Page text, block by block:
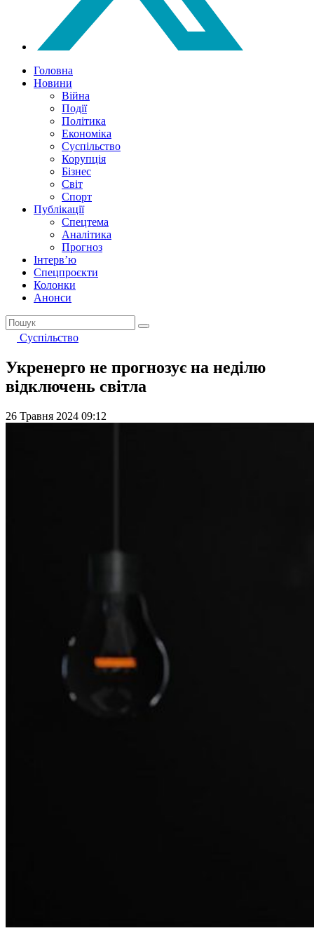
Головна
Новини
Війна
Події
Політика
Економіка
Суспільство
Корупція
Бізнес
Світ
Спорт
Публікації
Спецтема
Аналітика
Прогноз
Інтерв’ю
Спецпроєкти
Колонки
Анонси
Суспільство
Укренерго не прогнозує на неділю
відключень світла
26 Травня 2024 09:12